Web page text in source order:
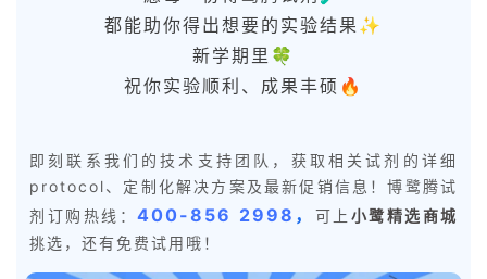
都能助你得出想要的实验结果✨
新学期里🍀
祝你实验顺利、成果丰硕🔥
即刻联系我们的技术支持团队，获取相关试剂的详细
protocol、定制化解决方案及最新促销信息！博鹭腾试
剂订购热线： 400-856 2998 ， 可上 小鹭精选商城
挑选，还有免费试用哦！